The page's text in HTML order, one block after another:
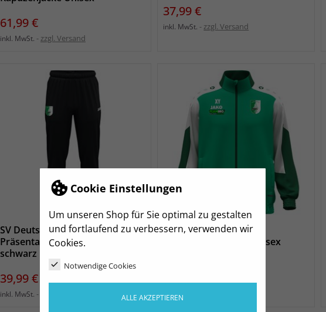
Cookie Einstellungen
Um unseren Shop für Sie optimal zu gestalten
und fortlaufend zu verbessern, verwenden wir
Cookies.
Notwendige Cookies
ALLE AKZEPTIEREN
Preis
61,99 €
inkl. MwSt. zzgl. Versand
Preis
37,99 €
inkl. MwSt. zzgl. Versand
SV Deutschenbora
Präsentationshose Unisex
schwarz
Preis
39,99 €
inkl. MwSt.
SV Deutschenbora
Präsentationsjacke Unisex
inkl. MwSt. zzgl. Versand